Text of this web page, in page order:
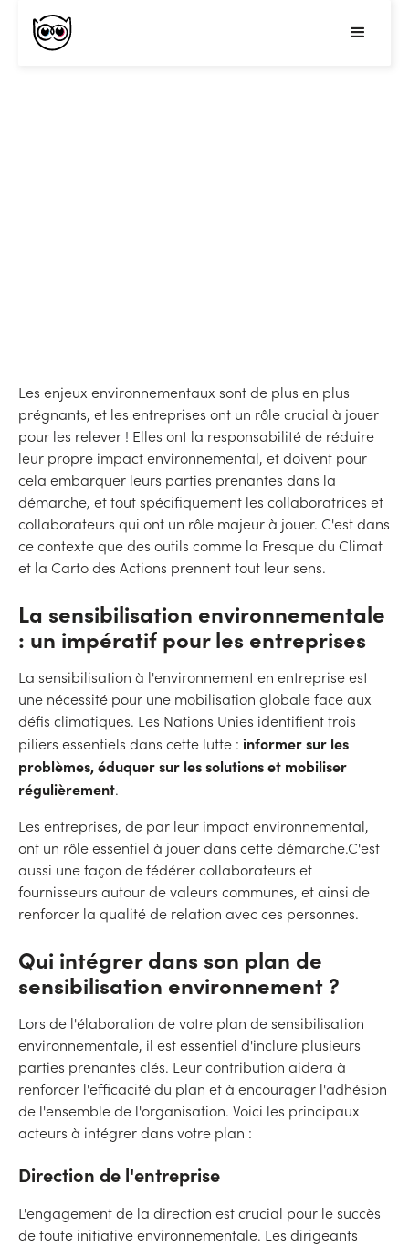
Les enjeux environnementaux sont de plus en plus
prégnants, et les entreprises ont un rôle crucial à jouer
pour les relever ! Elles ont la responsabilité de réduire
leur propre impact environnemental, et doivent pour
cela embarquer leurs parties prenantes dans la
démarche, et tout spécifiquement les collaboratrices et
collaborateurs qui ont un rôle majeur à jouer. C'est dans
ce contexte que des outils comme la Fresque du Climat
et la Carto des Actions prennent tout leur sens.
La sensibilisation environnementale
: un impératif pour les entreprises
La sensibilisation à l'environnement en entreprise est
une nécessité pour une mobilisation globale face aux
défis climatiques. Les Nations Unies identifient trois
piliers essentiels dans cette lutte : informer sur les
problèmes, éduquer sur les solutions et mobiliser
régulièrement.
Les entreprises, de par leur impact environnemental,
ont un rôle essentiel à jouer dans cette démarche.C'est
aussi une façon de fédérer collaborateurs et
fournisseurs autour de valeurs communes, et ainsi de
renforcer la qualité de relation avec ces personnes.
Qui intégrer dans son plan de
sensibilisation environnement ?
Lors de l'élaboration de votre plan de sensibilisation
environnementale, il est essentiel d'inclure plusieurs
parties prenantes clés. Leur contribution aidera à
renforcer l'efficacité du plan et à encourager l'adhésion
de l'ensemble de l'organisation. Voici les principaux
acteurs à intégrer dans votre plan :
Direction de l'entreprise
L'engagement de la direction est crucial pour le succès
de toute initiative environnementale. Les dirigeants